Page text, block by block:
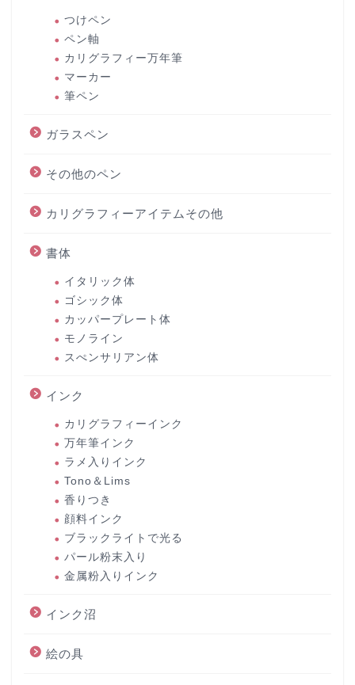
つけペン
ペン軸
カリグラフィー万年筆
マーカー
筆ペン
ガラスペン
その他のペン
カリグラフィーアイテムその他
書体
イタリック体
ゴシック体
カッパープレート体
モノライン
スぺンサリアン体
インク
カリグラフィーインク
万年筆インク
ラメ入りインク
Tono＆Lims
香りつき
顔料インク
ブラックライトで光る
パール粉末入り
金属粉入りインク
インク沼
絵の具